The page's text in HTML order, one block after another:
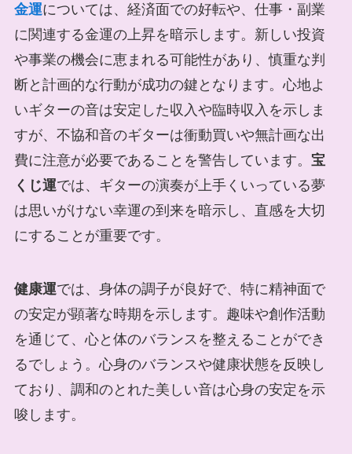
金運については、経済面での好転や、仕事・副業
に関連する金運の上昇を暗示します。新しい投資
や事業の機会に恵まれる可能性があり、慎重な判
断と計画的な行動が成功の鍵となります。心地よ
いギターの音は安定した収入や臨時収入を示しま
すが、不協和音のギターは衝動買いや無計画な出
費に注意が必要であることを警告しています。 宝
くじ運では、ギターの演奏が上手くいっている夢
は思いがけない幸運の到来を暗示し、直感を大切
にすることが重要です。
健康運では、身体の調子が良好で、特に精神面で
の安定が顕著な時期を示します。趣味や創作活動
を通じて、心と体のバランスを整えることができ
るでしょう。心身のバランスや健康状態を反映し
ており、調和のとれた美しい音は心身の安定を示
唆します。